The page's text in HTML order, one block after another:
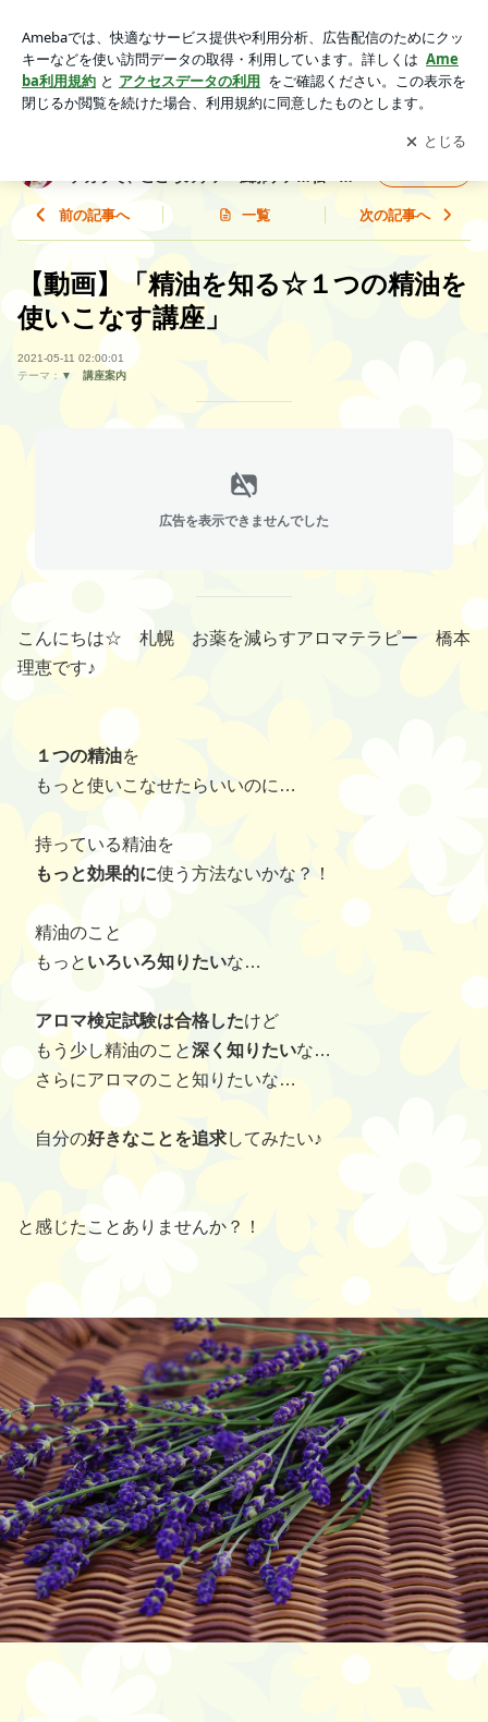
幌：お薬を減らすアロマテラピー。植物のチカラで、こころの
ケア・風邪ケア…私・こども・愛犬の笑顔を作る♪
アプリをダウンロードして ブログの更新通知
を受け取りまし
ょう。
開く
チカラで、こころのケア・風邪ケア…私・こ
前の記事へ 一覧 次の記事へ
【動画】「精油を知る☆１つの精油を
使いこなす講座」
2021-05-11 02:00:01
テーマ： ▼ 講座案内
広告を表示できませんでした
こんにちは☆ 札幌 お薬を減らすアロマテラピー 橋本
理恵です♪
１つの精油を
もっと使いこなせたらいいのに…
持っている精油を
もっと効果的に使う方法ないかな？！
精油のこと
もっと いろいろ知りたいな…
アロマ検定試験は合格したけど
もう少し精油のこと深く知りたいな…
さらにアロマのこと知りたいな…
自分の好きなことを追求してみたい♪
と感じたことありませんか？！